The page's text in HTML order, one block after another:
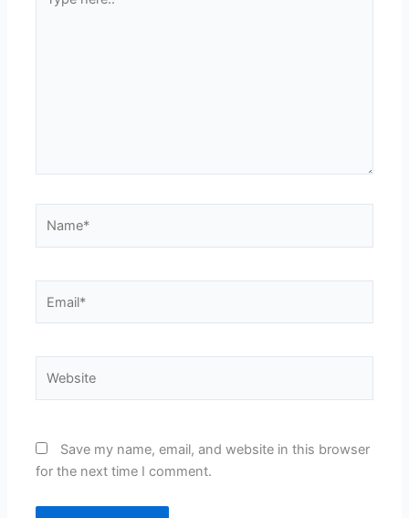
here..
Save my name, email, and website in this browser
for the next time I comment.